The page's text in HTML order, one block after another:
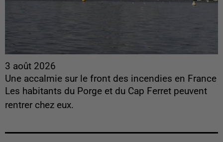
3 août 2026
Une accalmie sur le front des incendies en France
Les habitants du Porge et du Cap Ferret peuvent
rentrer chez eux.